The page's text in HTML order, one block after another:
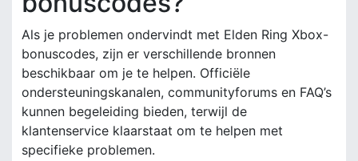
Als je problemen ondervindt met Elden Ring Xbox-
bonuscodes, zijn er verschillende bronnen
beschikbaar om je te helpen. Officiële
ondersteuningskanalen, communityforums en FAQ’s
kunnen begeleiding bieden, terwijl de
klantenservice klaarstaat om te helpen met
specifieke problemen.